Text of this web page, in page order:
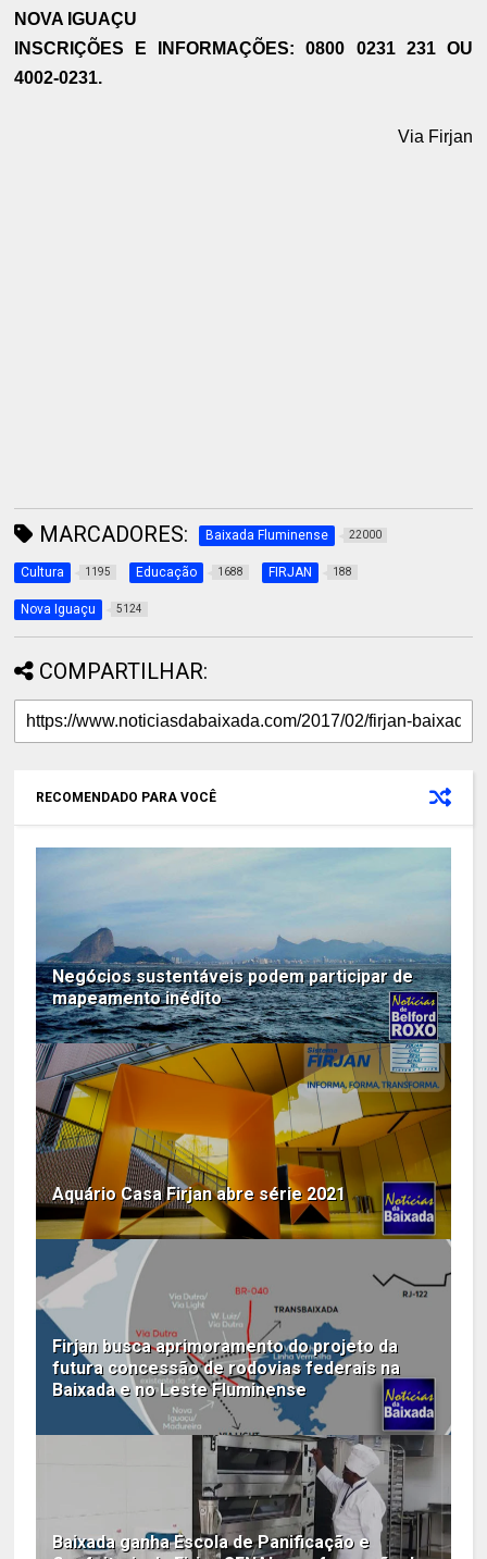
NOVA IGUAÇU
INSCRIÇÕES E INFORMAÇÕES: 0800 0231 231 OU
4002-0231.
Via Firjan
MARCADORES: Baixada Fluminense 22000
Cultura 1195 Educação 1688 FIRJAN 188
Nova Iguaçu 5124
COMPARTILHAR:
RECOMENDADO PARA VOCÊ
Negócios sustentáveis podem participar de
mapeamento inédito
Aquário Casa Firjan abre série 2021
Firjan busca aprimoramento do projeto da
futura concessão de rodovias federais na
Baixada e no Leste Fluminense
Baixada ganha Escola de Panificação e